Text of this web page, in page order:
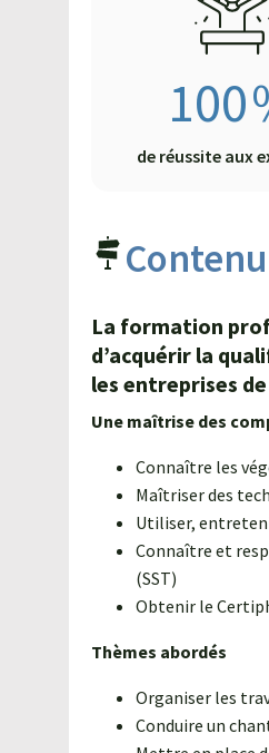
100
de réussite aux
La formation
d’acquérir la
les entreprises
Une maîtrise des
Connaître les
Maîtriser des
Utiliser,
Connaître et
(SST)
Obtenir le
Thèmes abordés
Organiser les
Conduire un
5 février 2021
Entretien
Formateur
travaux
Lire